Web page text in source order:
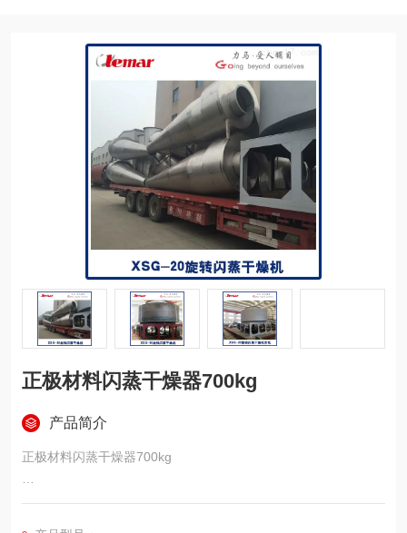
正极材料闪蒸干燥器700kg
产品简介
正极材料闪蒸干燥器700kg
主要技术参数